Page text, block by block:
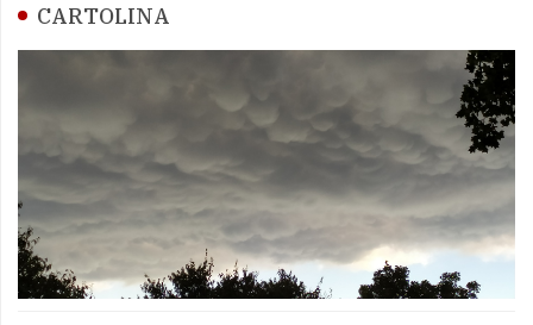
CARTOLINA